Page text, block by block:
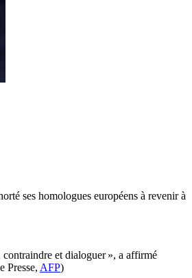
ses homologues européens à revenir à
et dialoguer », a affirmé
Presse, AFP)